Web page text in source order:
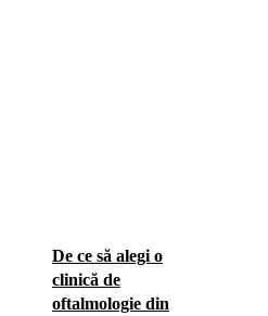
De ce să alegi o
clinică de
oftalmologie din